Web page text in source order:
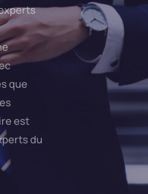
que
est
du